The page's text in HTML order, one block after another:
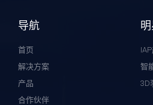
导航
首页
解决方案
产品
合作伙伴
智
3D